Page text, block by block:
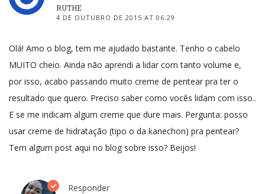
RUTHE
4 DE OUTUBRO DE 2015 AT 06:29
Olá! Amo o blog, tem me ajudado bastante. Tenho o cabelo
MUITO cheio. Ainda não aprendi a lidar com tanto volume e,
por isso, acabo passando muito creme de pentear pra ter o
resultado que quero. Preciso saber como vocês lidam com isso..
E se me indicam algum creme que dure mais. Pergunta: posso
usar creme de hidratação (tipo o da kanechon) pra pentear?
Tem algum post aqui no blog sobre isso? Beijos!
Responder